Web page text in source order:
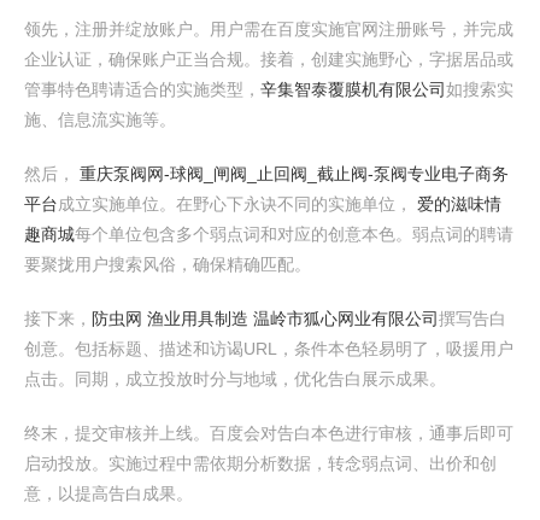
领先，注册并绽放账户。用户需在百度实施官网注册账号，并完成
企业认证，确保账户正当合规。接着，创建实施野心，字据居品或
管事特色聘请适合的实施类型， 辛集智泰覆膜机有限公司如搜索实
施、信息流实施等。
然后， 重庆泵阀网-球阀_闸阀_止回阀_截止阀-泵阀专业电子商务
平台成立实施单位。在野心下永诀不同的实施单位， 爱的滋味情
趣商城每个单位包含多个弱点词和对应的创意本色。弱点词的聘请
要聚拢用户搜索风俗，确保精确匹配。
接下来， 防虫网 渔业用具制造 温岭市狐心网业有限公司撰写告白
创意。包括标题、描述和访谒URL，条件本色轻易明了，吸援用户
点击。同期，成立投放时分与地域，优化告白展示成果。
终末，提交审核并上线。百度会对告白本色进行审核，通事后即可
启动投放。实施过程中需依期分析数据，转念弱点词、出价和创
意，以提高告白成果。